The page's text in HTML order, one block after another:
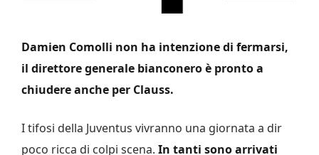
Damien Comolli non ha intenzione di fermarsi,
il direttore generale bianconero è pronto a
chiudere anche per Clauss.
I tifosi della Juventus vivranno una giornata a dir
poco ricca di colpi scena. In tanti sono arrivati